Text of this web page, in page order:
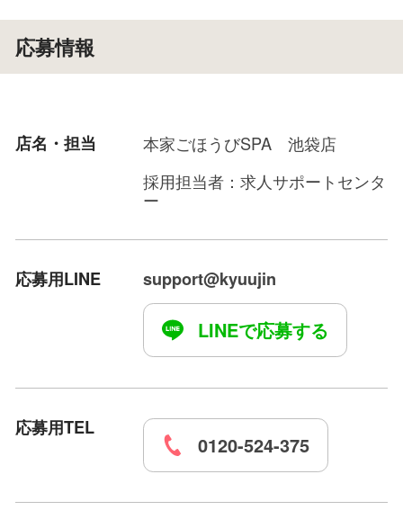
応募情報
店名・担当
本家ごほうびSPA 池袋店
採用担当者：求人サポートセンタ
ー
応募用LINE support@kyuujin
LINEで応募する
応募用TEL
0120-524-375